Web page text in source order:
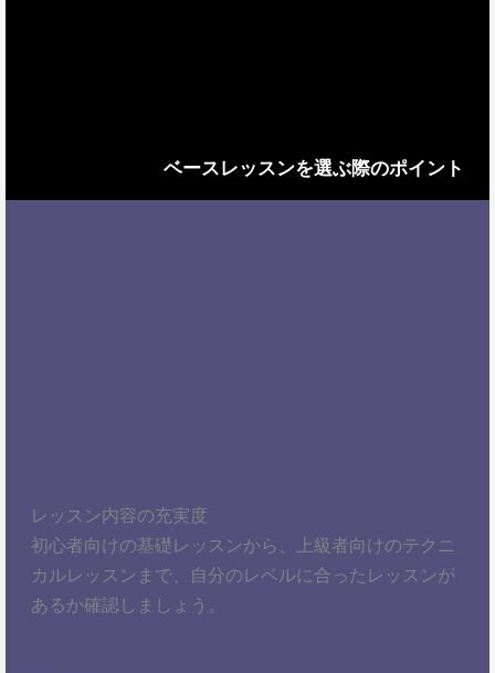
ベースレッスンを選ぶ際のポイント
レッスン内容の充実度
初心者向けの基礎レッスンから、上級者向けのテクニ
カルレッスンまで、自分のレベルに合ったレッスンが
あるか確認しましょう。